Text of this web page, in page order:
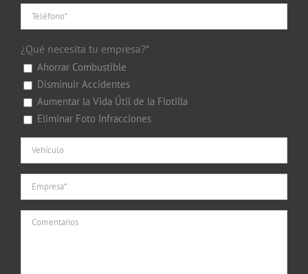
¿Qué necesita tu empresa?*
Ahorrar Combustible
Disminuir Accidentes
Aumentar la Vida Útil de la Flotilla
Eliminar Foto Infracciones